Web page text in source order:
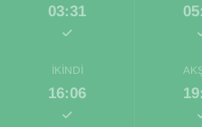
03:31
İKINDI
16:06